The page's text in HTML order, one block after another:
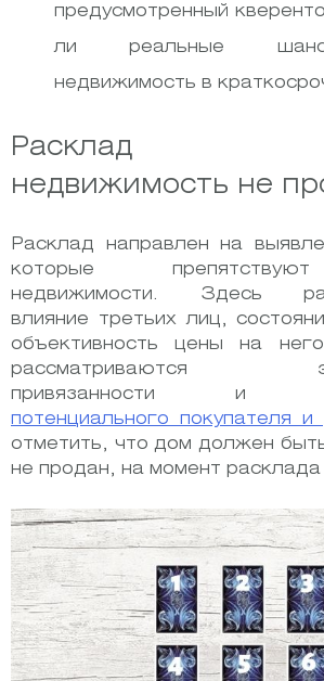
предусмотренный
ли реальные
недвижимость в
Расклад
недвижимость не
Расклад направлен на
которые
недвижимости. Здесь
влияние третьих лиц,
объективность цены на
рассматриваются
привязанности и
потенциального покупателя и
отметить, что дом должен
не продан, на момент расклада